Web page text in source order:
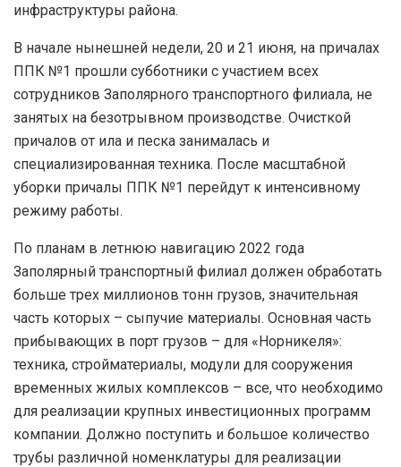
инфраструктуры района.
В начале нынешней недели, 20 и 21 июня, на причалах
ППК №1 прошли субботники с участием всех
сотрудников Заполярного транспортного филиала, не
занятых на безотрывном производстве. Очисткой
причалов от ила и песка занималась и
специализированная техника. После масштабной
уборки причалы ППК №1 перейдут к интенсивному
режиму работы.
По планам в летнюю навигацию 2022 года
Заполярный транспортный филиал должен обработать
больше трех миллионов тонн грузов, значительная
часть которых – сыпучие материалы. Основная часть
прибывающих в порт грузов – для «Норникеля»:
техника, стройматериалы, модули для сооружения
временных жилых комплексов – все, что необходимо
для реализации крупных инвестиционных программ
компании. Должно поступить и большое количество
трубы различной номенклатуры для реализации